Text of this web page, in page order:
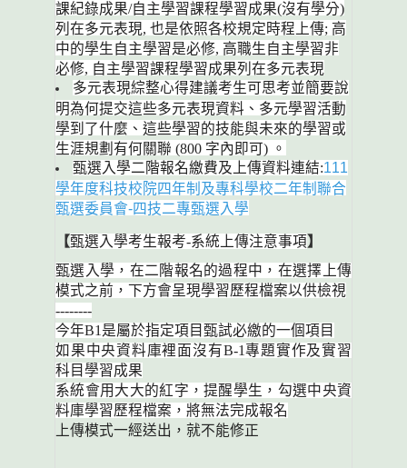
課紀錄成果/自主學習課程學習成果(沒有學分)
列 在多元表現, 也是依照各校規定時程上傳; 高
中的學生自主學習是必修, 高職生自主學習非
必修, 自主學習課程學習成果列在多元表現
多元表現綜整心得建議考生可思考並簡要說
明為何提交這些多元表現資料、多元學習活動
學到了什麼、 這些學習的技能與未來的學習或
生涯規劃有何關聯 (800 字內即可) 。
甄選入學二階報名繳費及上傳資料連結:111
學年度科技校院四年制及專科學校二年制聯合
甄選委員會-四技二專甄選入學
【甄選入學考生報考-系統上傳注意事項】
甄選入學，在二階報名的過程中，在選擇上傳
模式之前，下方會呈現學習歷程檔案以供檢視
--------
今年B1是屬於指定項目甄試必繳的一個項目
如果中央資料庫裡面沒有B-1專題實作及實習
科目學習成果
系統會用大大的紅字，提醒學生，勾選中央資
料庫學習歷程檔案，將無法完成報名
上傳模式一經送出，就不能修正